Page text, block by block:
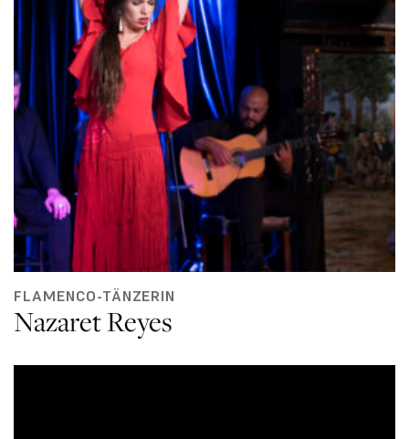
FLAMENCO-TÄNZERIN
Nazaret Reyes